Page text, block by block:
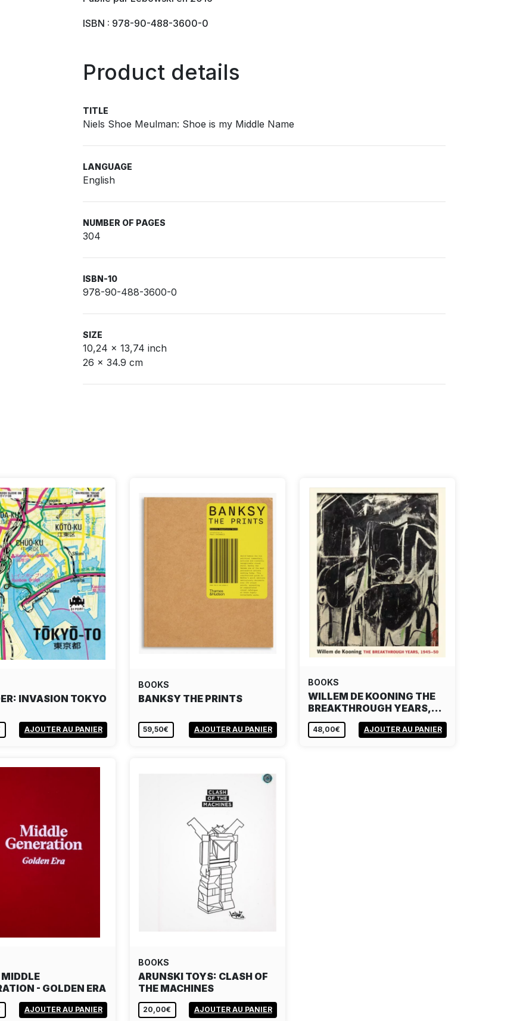
ISBN : 978-90-488-3600-0
Product details
TITLE
Niels Shoe Meulman: Shoe is my Middle Name
LANGUAGE
English
NUMBER OF PAGES
304
ISBN-10
978-90-488-3600-0
SIZE
10,24 x 13,74 inch
26 x 34.9 cm
INVASION TOKYO
AJOUTER AU PANIER
BOOKS
BANKSY THE PRINTS
59,50€ AJOUTER AU PANIER
BOOKS
WILLEM DE KOONING THE
BREAKTHROUGH YEARS,…
48,00€ AJOUTER AU PANIER
- GOLDEN ERA
AJOUTER AU PANIER
BOOKS
ARUNSKI TOYS: CLASH OF
THE MACHINES
20,00€ AJOUTER AU PANIER